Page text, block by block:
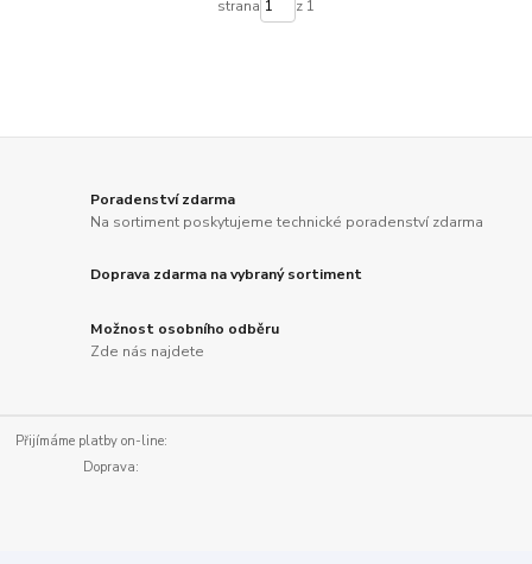
strana z 1
Poradenství zdarma
Na sortiment poskytujeme technické poradenství zdarma
Doprava zdarma na vybraný sortiment
Možnost osobního odběru
Zde nás najdete
Přijímáme platby on-line:
Doprava: